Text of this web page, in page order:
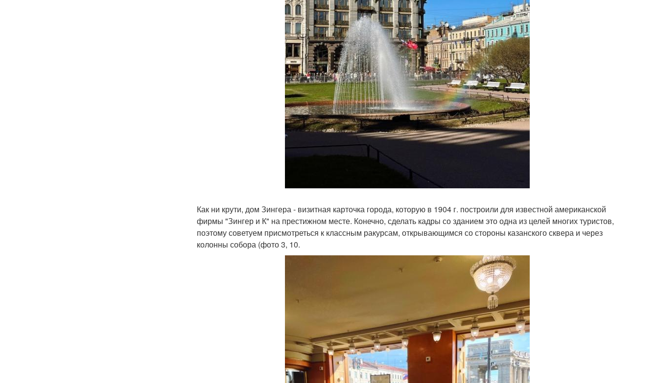
Как ни крути, дом Зингера - визитная карточка города, которую в 1904 г. построили для известной американской
фирмы "Зингер и К" на престижном месте. Конечно, сделать кадры со зданием это одна из целей многих туристов,
поэтому советуем присмотреться к классным ракурсам, открывающимся со стороны казанского сквера и через
колонны собора (фото 3, 10.